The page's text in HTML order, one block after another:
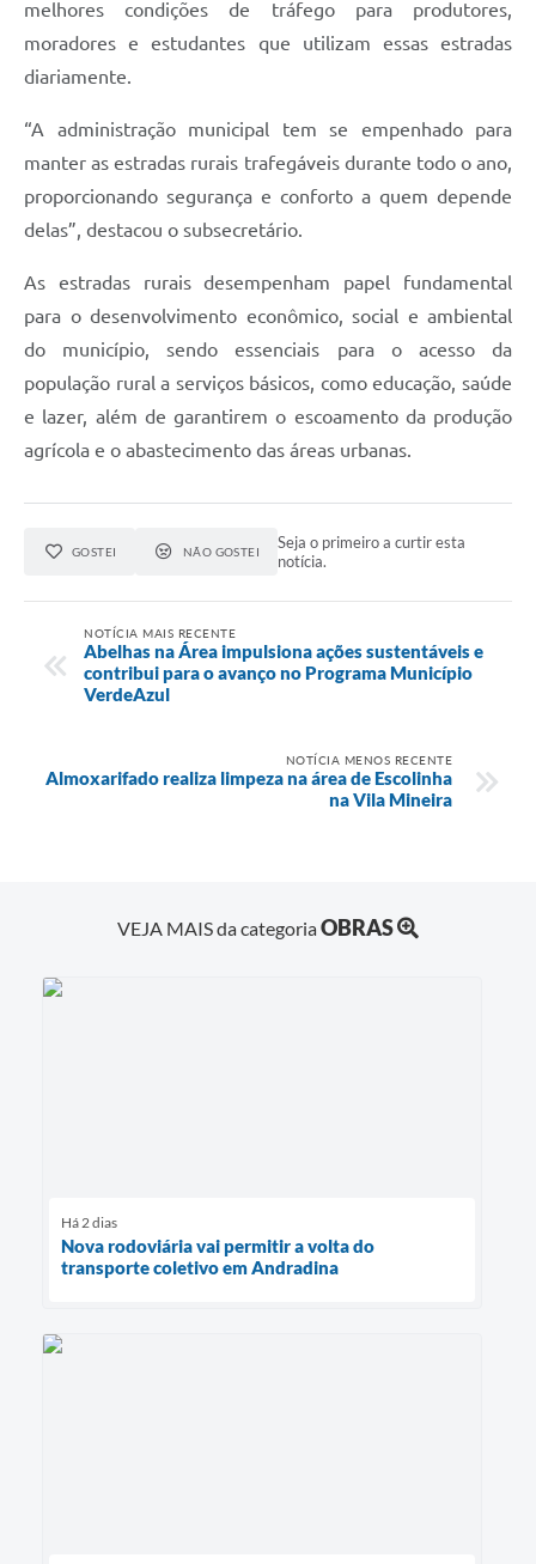
melhores condições de tráfego para produtores,
moradores e estudantes que utilizam essas estradas
diariamente.
“A administração municipal tem se empenhado para
manter as estradas rurais trafegáveis durante todo o ano,
proporcionando segurança e conforto a quem depende
delas”, destacou o subsecretário.
As estradas rurais desempenham papel fundamental
para o desenvolvimento econômico, social e ambiental
do município, sendo essenciais para o acesso da
população rural a serviços básicos, como educação, saúde
e lazer, além de garantirem o escoamento da produção
agrícola e o abastecimento das áreas urbanas.
GOSTEI NÃO GOSTEI
Seja o primeiro a curtir esta
notícia.
NOTÍCIA MAIS RECENTE
Abelhas na Área impulsiona ações sustentáveis e
contribui para o avanço no Programa Município
VerdeAzul
NOTÍCIA MENOS RECENTE
Almoxarifado realiza limpeza na área de Escolinha
na Vila Mineira
VEJA MAIS da categoriaOBRAS
Há 2 dias
Nova rodoviária vai permitir a volta do
transporte coletivo em Andradina